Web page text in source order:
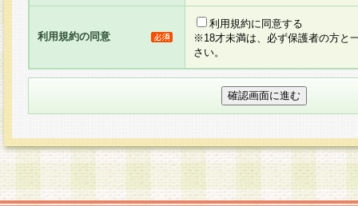
りま す。
3.当社は、会員の事前の承諾を得ることなく、当
方 法・手段にて、本規約を任意に制定、変更ま
きるものとします。改定後の本規約等は、本規約
に掲示したときに、その 他の諸規定については
てその効力を生じるものとします。
4.本規約は、会員登録希望者による会員登録手続
の当社による会員登録の承認が完了した時点で会
利用規約の同意
利用規約に同意する
※18才未満は、必ず保護者の方と
さい。